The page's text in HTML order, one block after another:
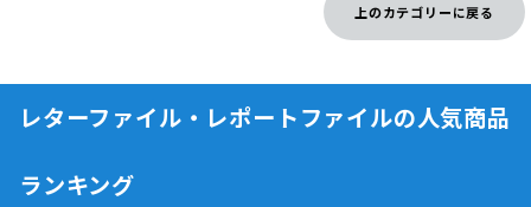
上のカテゴリーに戻る
レターファイル・レポートファイルの人気商品
ランキング